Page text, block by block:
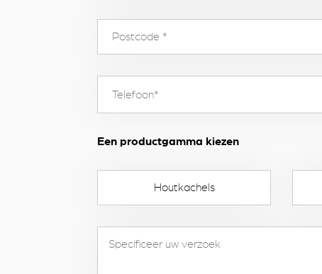
Een productgamma kiezen
Houtkachels